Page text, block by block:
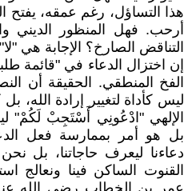
هذا التساؤل، رغم عمقه، يفتح
أرحب. فهل المنظور الديني
التناقض الصارخ؟ الإجابة هي
إن اختزال الدعاء في "قائمة
الفخ المنطقي. الحقيقة أن
ليس كأداة لتغيير إرادة الله،
الإلهي "ادْعُونِي أَسْتَجِبْ لَكُمْ"
بل هو أمر بممارسة فعل
دعاءنا ليعرف حاجاتنا، بل
القنوت الساكن فينا ونعالج